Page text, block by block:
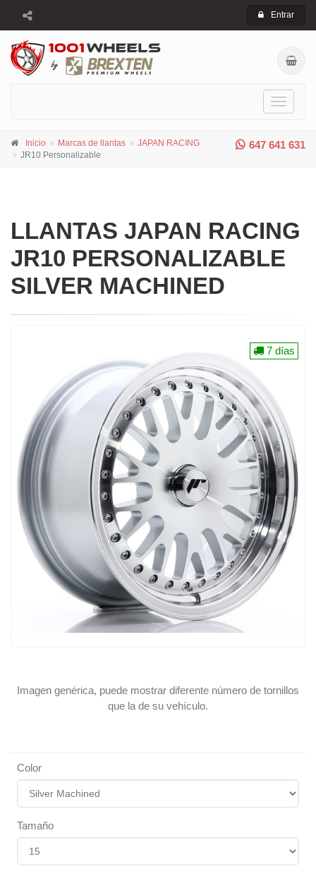
Entrar
Toggle
647 641 631
Inicio Marcas de llantas
JAPAN RACING
JR10 Personalizable
LLANTAS JAPAN RACING
JR10 PERSONALIZABLE
SILVER MACHINED
Imagen genérica, puede mostrar diferente número de tornillos
que la de su vehículo.
7 días
Color
Tamaño